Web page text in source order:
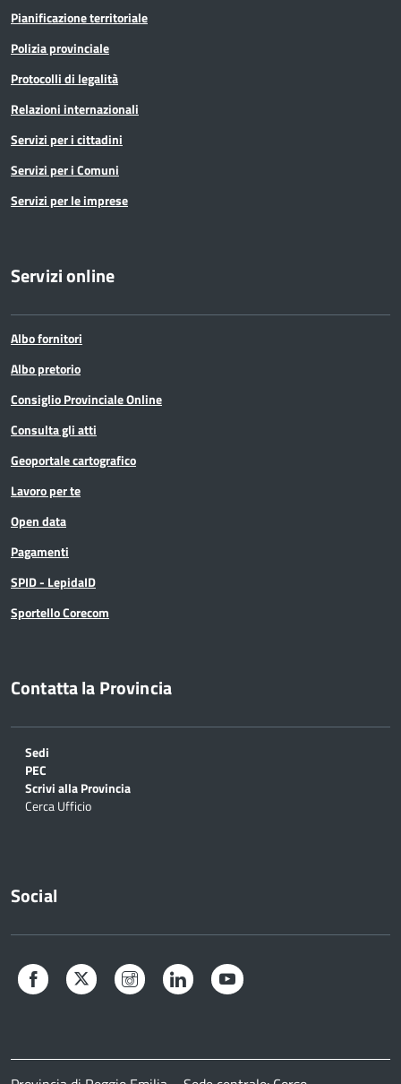
Pianificazione territoriale
Polizia provinciale
Protocolli di legalità
Relazioni internazionali
Servizi per i cittadini
Servizi per i Comuni
Servizi per le imprese
Servizi online
Albo fornitori
Albo pretorio
Consiglio Provinciale Online
Consulta gli atti
Geoportale cartografico
Lavoro per te
Open data
Pagamenti
SPID - LepidaID
Sportello Corecom
Contatta la Provincia
Sedi
PEC
Scrivi alla Provincia
Cerca Ufficio
Social
Facebook Twitter Instagram LinkedIn